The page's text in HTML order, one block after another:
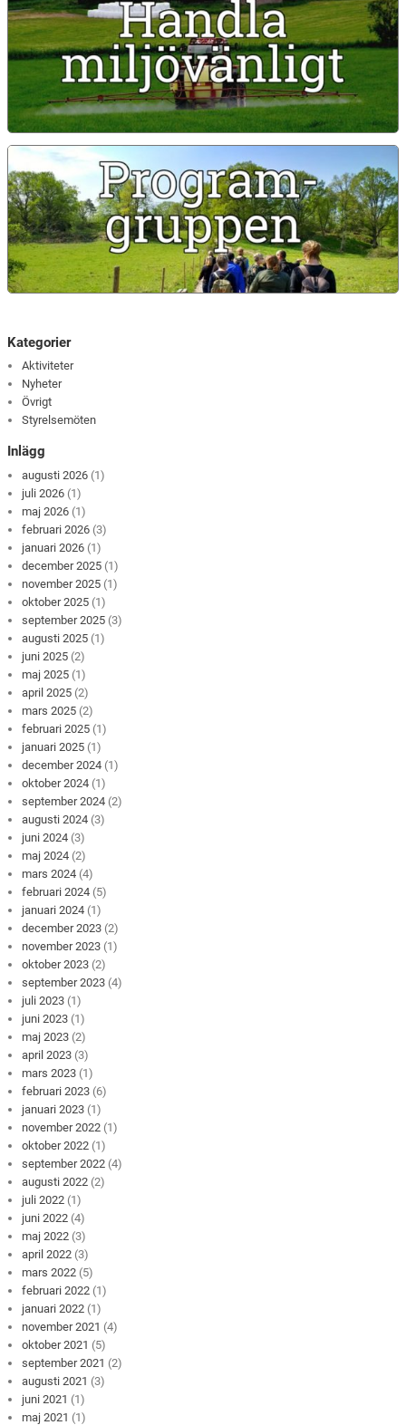
Kategorier
Aktiviteter
Nyheter
Övrigt
Styrelsemöten
Inlägg
augusti 2026 (1)
juli 2026 (1)
maj 2026 (1)
februari 2026 (3)
januari 2026 (1)
december 2025 (1)
november 2025 (1)
oktober 2025 (1)
september 2025 (3)
augusti 2025 (1)
juni 2025 (2)
maj 2025 (1)
april 2025 (2)
mars 2025 (2)
februari 2025 (1)
januari 2025 (1)
december 2024 (1)
oktober 2024 (1)
september 2024 (2)
augusti 2024 (3)
juni 2024 (3)
maj 2024 (2)
mars 2024 (4)
februari 2024 (5)
januari 2024 (1)
december 2023 (2)
november 2023 (1)
oktober 2023 (2)
september 2023 (4)
juli 2023 (1)
juni 2023 (1)
maj 2023 (2)
april 2023 (3)
mars 2023 (1)
februari 2023 (6)
januari 2023 (1)
november 2022 (1)
oktober 2022 (1)
september 2022 (4)
augusti 2022 (2)
juli 2022 (1)
juni 2022 (4)
maj 2022 (3)
april 2022 (3)
mars 2022 (5)
februari 2022 (1)
januari 2022 (1)
november 2021 (4)
oktober 2021 (5)
september 2021 (2)
augusti 2021 (3)
juni 2021 (1)
maj 2021 (1)